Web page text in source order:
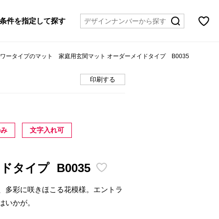
条件を指定して探す
ータイプのマット 家庭用玄関マット オーダーメイドタイプ B0035
印刷する
文字入れ可
タイプ B0035
多彩に咲きほこる花模様。エントラ
いかが。